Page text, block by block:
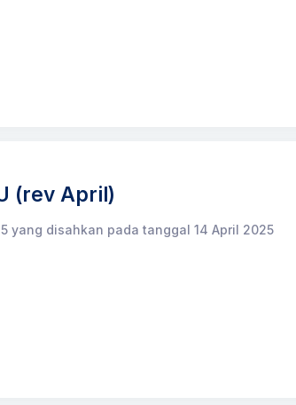
(rev April)
yang disahkan pada tanggal 14 April 2025